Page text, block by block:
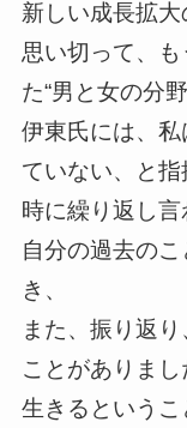
新しい成長拡大
思い切って、
た“男と女の分野
伊東氏には、
ていない、と指
時に繰り返し言
自分の過去の
き、
また、振り返
ことがありまし
生きるという